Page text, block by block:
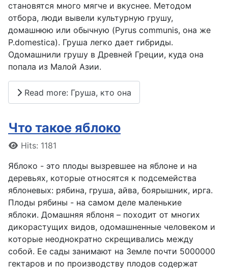
становятся много мягче и вкуснее. Методом
отбора, люди вывели культурную грушу,
домашнюю или обычную (Pyrus communis, она же
P.domestica). Груша легко дает гибриды.
Одомашнили грушу в Древней Греции, куда она
попала из Малой Азии.
Read more: Груша, кто она
Что такое яблоко
DetailsHits: 1181
Яблоко - это плоды вызревшее на яблоне и на
деревьях, которые относятся к подсемейства
яблоневых: рябина, груша, айва, боярышник, ирга.
Плоды рябины - на самом деле маленькие
яблоки. Домашняя яблоня – походит от многих
дикорастущих видов, одомашненные человеком и
которые неоднократно скрещивались между
собой. Ее сады занимают на Земле почти 5000000
гектаров и по производству плодов содержат